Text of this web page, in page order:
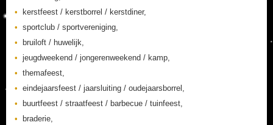
kerstfeest / kerstborrel / kerstdiner,
sportclub / sportvereniging,
bruiloft / huwelijk,
jeugdweekend / jongerenweekend / kamp,
themafeest,
eindejaarsfeest / jaarsluiting / oudejaarsborrel,
buurtfeest / straatfeest / barbecue / tuinfeest,
braderie,